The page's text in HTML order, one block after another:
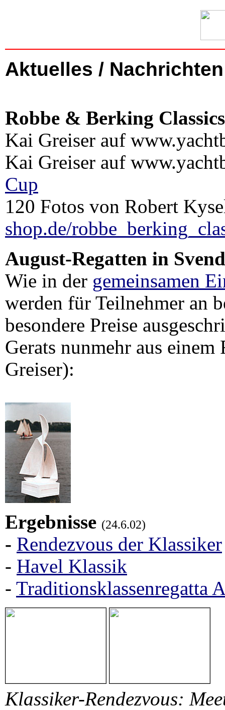
Aktuelles / Nachrichten
Robbe & Berking
Kai Greiser auf
Kai Greiser auf
Cup
120 Fotos von Robert
shop.de/
August-Regatten in
Wie in der gemeinsamen
werden für Teilnehmer an
besondere Preise
Gerats nunmehr aus
Greiser):
Ergebnisse (24.6.02)
- Rendezvous der Klassiker
- Havel Klassik
- Traditionsklassenregatta
Klassiker-Rendezvous: